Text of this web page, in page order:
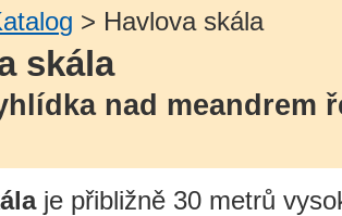
> Havlova skála
skála
nad meandrem
je přibližně 30 metrů